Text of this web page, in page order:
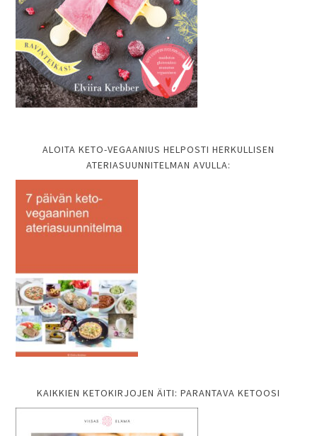
ALOITA KETO-VEGAANIUS HELPOSTI HERKULLISEN
ATERIASUUNNITELMAN AVULLA:
KAIKKIEN KETOKIRJOJEN ÄITI: PARANTAVA KETOOSI